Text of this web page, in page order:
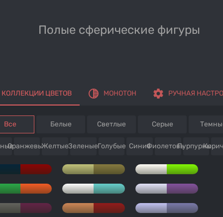
Полые сферические фигуры
КОЛЛЕКЦИИ ЦВЕТОВ tonality МОНОТОН settings РУЧНАЯ
Все Белые Светлые Серые
ОранжевыеЖелтыеЗеленыеГолубые СиниеФиолетовыеПурпурные